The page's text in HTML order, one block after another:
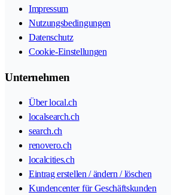
Impressum
Nutzungsbedingungen
Datenschutz
Cookie-Einstellungen
Unternehmen
Über local.ch
localsearch.ch
search.ch
renovero.ch
localcities.ch
Eintrag erstellen / ändern / löschen
Kundencenter für Geschäftskunden